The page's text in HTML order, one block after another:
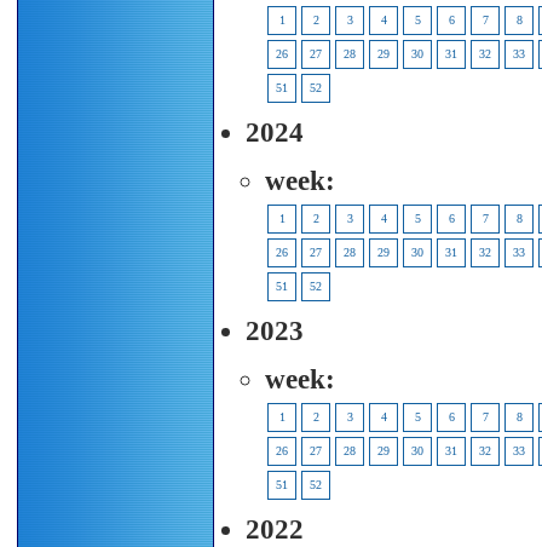
1 2 3 4 5 6 7 8
26 27 28 29 30 31 32 33
51 52
2024
week:
1 2 3 4 5 6 7 8
26 27 28 29 30 31 32 33
51 52
2023
week:
1 2 3 4 5 6 7 8
26 27 28 29 30 31 32 33
51 52
2022